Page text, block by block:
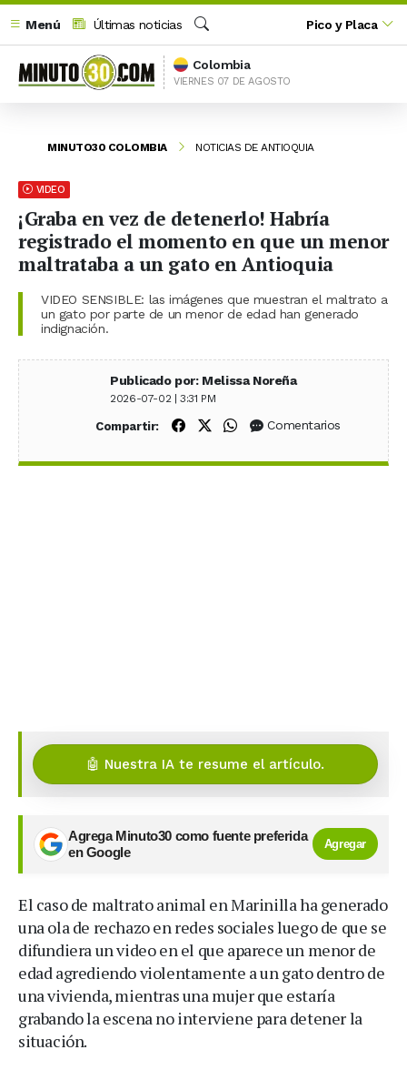
Menú
Últimas noticias
Buscar
Pico y Placa
Colombia
VIERNES 07 DE AGOSTO
MINUTO30 COLOMBIA NOTICIAS DE ANTIOQUIA
VIDEO
¡Graba en vez de detenerlo! Habría
registrado el momento en que un menor
maltrataba a un gato en Antioquia
VIDEO SENSIBLE: las imágenes que muestran el maltrato a
un gato por parte de un menor de edad han generado
indignación.
Publicado por: Melissa Noreña
2026-07-02 | 3:31 PM
Compartir: Compartir en Facebook
Compartir en X (Twitter)
Compartir en WhatsApp
Comentarios
🤖 Nuestra IA te resume el artículo.
Agrega Minuto30 como fuente preferida
en Google
Agregar
El caso de maltrato animal en Marinilla ha generado
una ola de rechazo en redes sociales luego de que se
difundiera un video en el que aparece un menor de
edad agrediendo violentamente a un gato dentro de
una vivienda, mientras una mujer que estaría
grabando la escena no interviene para detener la
situación.